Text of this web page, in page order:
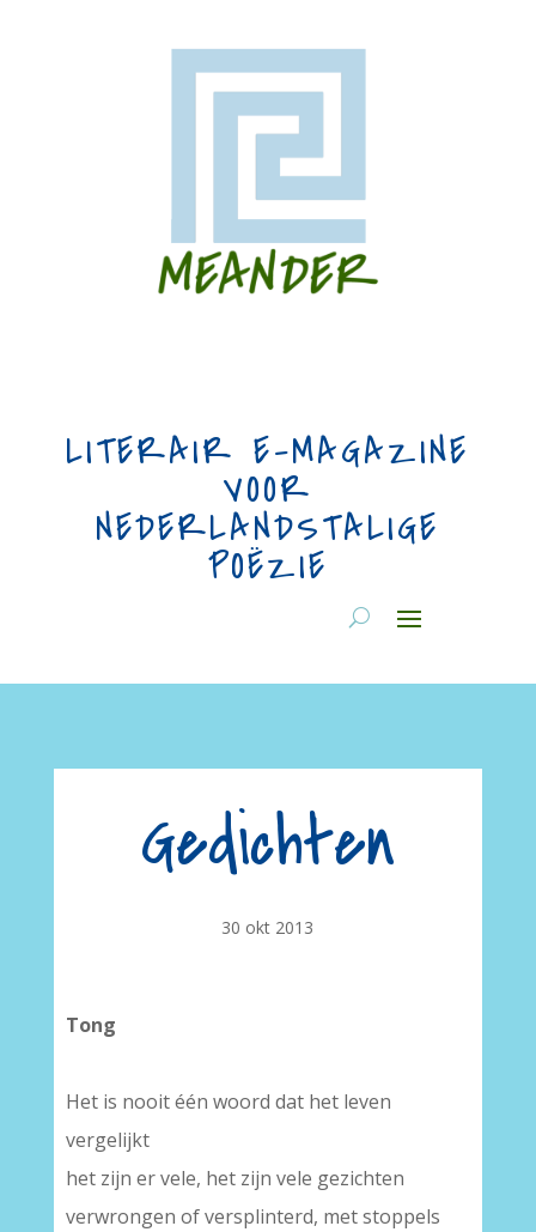
LITERAIR E-MAGAZINE
VOOR
NEDERLANDSTALIGE
POËZIE
Gedichten
30 okt 2013
Tong
Het is nooit één woord dat het leven
vergelijkt
het zijn er vele, het zijn vele gezichten
verwrongen of versplinterd, met stoppels